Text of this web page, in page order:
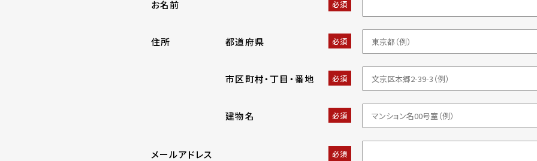
お名前 必須
住所 都道府県 必須
市区町村・丁目・番地 必須
建物名 必須
メールアドレス 必須